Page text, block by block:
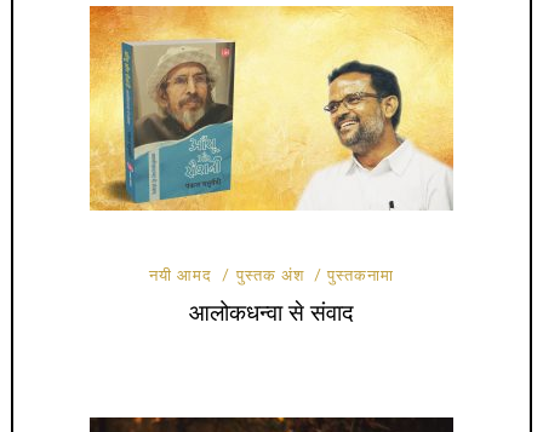
नयी आमद पुस्तक अंश पुस्तकनामा
आलोकधन्वा से संवाद